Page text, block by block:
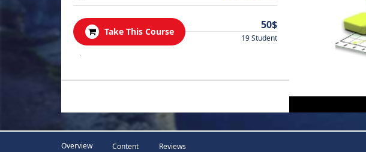
Take This Course
50$
19 Student
.
Overview Content Reviews